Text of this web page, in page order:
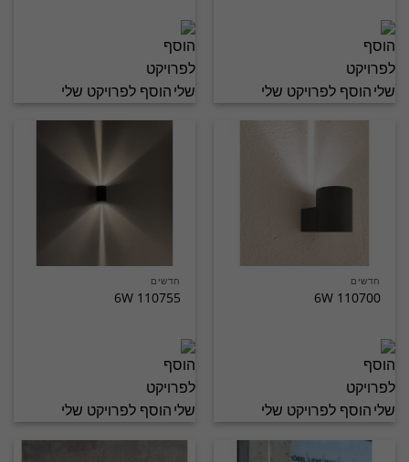
הוסף לפרויקט שלי הוסף לפרויקט שלי
חדשים
110700 6W
הוסף לפרויקט שלי
חדשים
110755 6W
הוסף לפרויקט שלי